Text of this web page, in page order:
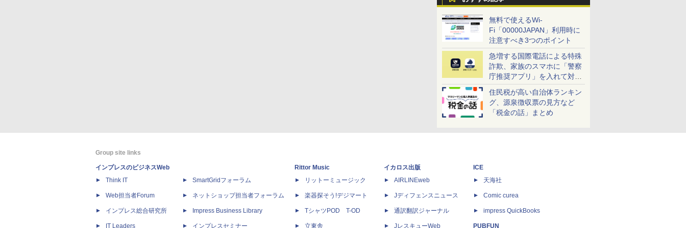
無料で使えるWi-
Fi「00000JAPAN」利用時に
注意すべき3つのポイント
急増する国際電話による特殊
詐欺、家族のスマホに「警察
庁推奨アプリ」を入れて対策
しよう！
住民税が高い自治体ランキン
グ、源泉徴収票の見方など
「税金の話」まとめ
Group site links
インプレスのビジネスWeb
Think IT
Web担当者Forum
インプレス総合研究所
IT Leaders
SmartGridフォーラム
ネットショップ担当者フォーラム
Impress Business Library
インプレスセミナー
Rittor Music
リットーミュージック
楽器探そう!デジマート
TシャツPOD T-OD
立東舎
イカロス出版
AIRLINEweb
Jディフェンスニュース
通訳翻訳ジャーナル
JレスキューWeb
ICE
天海社
Comic curea
impress QuickBooks
PUBFUN